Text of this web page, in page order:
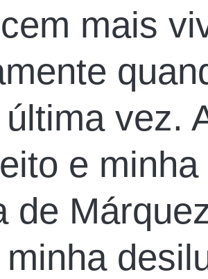
mais
vez.
e
de